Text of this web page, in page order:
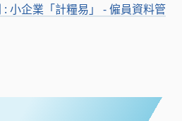
小企業「計糧易」 - 僱員資料管